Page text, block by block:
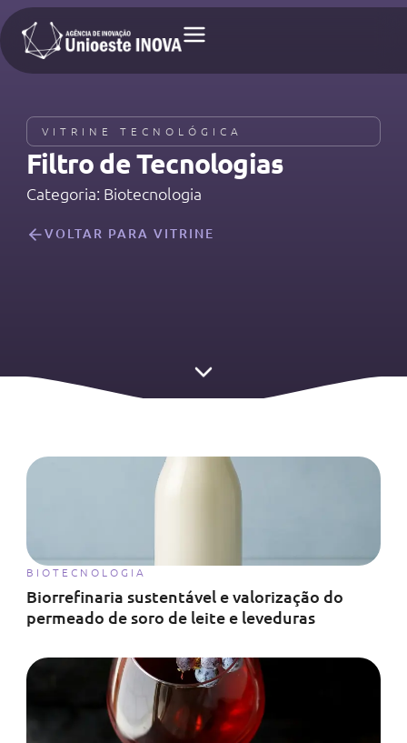
VITRINE TECNOLÓGICA
Filtro de Tecnologias​
Categoria: Biotecnologia
VOLTAR PARA VITRINE
Biorrefinaria sustentável e valorização do
permeado de soro de leite e leveduras
BIOTECNOLOGIA